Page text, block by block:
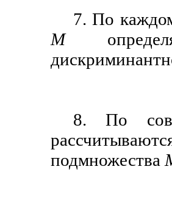
7. По
М
8. По
подмножества